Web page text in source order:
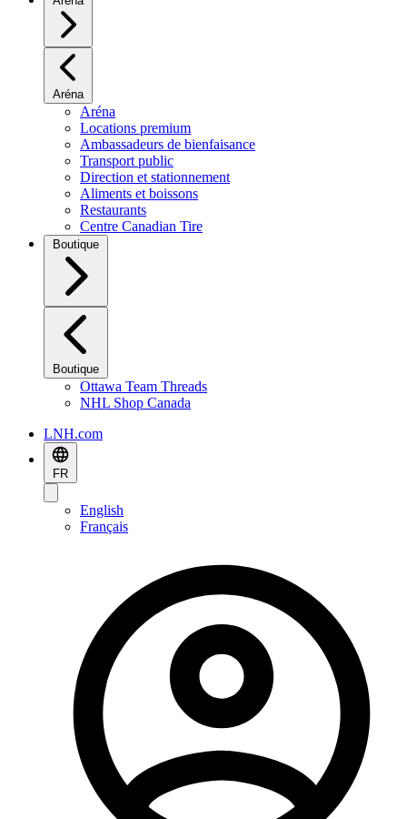
Aréna
Aréna
Locations premium
Ambassadeurs de bienfaisance
Transport public
Direction et stationnement
Aliments et boissons
Restaurants
Centre Canadian Tire
Boutique
Boutique
Ottawa Team Threads
NHL Shop Canada
LNH.com
FR
English
Français